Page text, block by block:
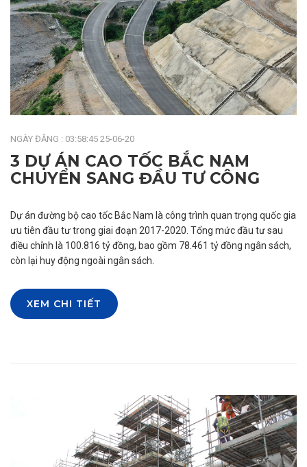
NGÀY ĐĂNG : 03:58:45 25-06-20
3 DỰ ÁN CAO TỐC BẮC NAM
CHUYỂN SANG ĐẦU TƯ CÔNG
Dự án đường bộ cao tốc Bắc Nam là công trình quan trọng quốc gia
ưu tiên đầu tư trong giai đoạn 2017-2020. Tổng mức đầu tư sau
điều chỉnh là 100.816 tỷ đồng, bao gồm 78.461 tỷ đồng ngân sách,
còn lại huy động ngoài ngân sách.
XEM CHI TIẾT